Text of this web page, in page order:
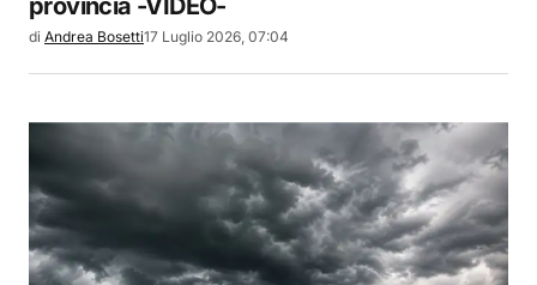
provincia -VIDEO-
di Andrea Bosetti17 Luglio 2026, 07:04